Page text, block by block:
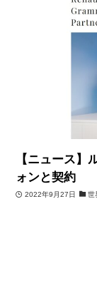
【ニュース】
ォンと契約
2022年9月27日 世